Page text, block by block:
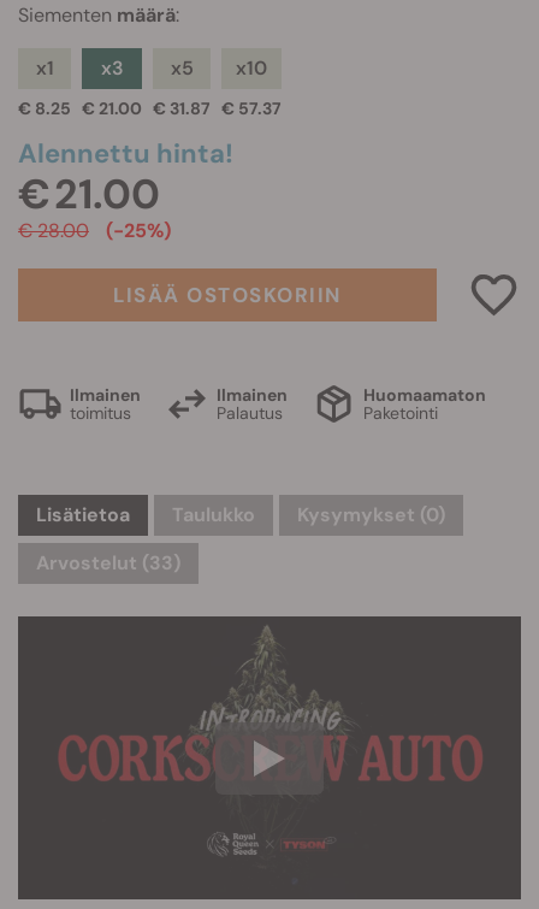
Siementen määrä:
x1
€ 8.25
x3
€ 21.00
x5
€ 31.87
x10
€ 57.37
Alennettu hinta!
€ 21.00
€ 28.00 (-25%)
LISÄÄ OSTOSKORIIN
Ilmainen
toimitus
Ilmainen
Palautus
Huomaamaton
Paketointi
Lisätietoa Taulukko Kysymykset (0)
Arvostelut (33)